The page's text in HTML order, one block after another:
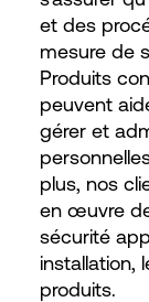
et des
mesure de
Produits
peuvent
gérer et
plus, nos
en œuvre
sécurité
installation,
produits.